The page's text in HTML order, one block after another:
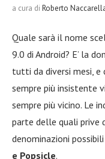
a cura di Roberto
Quale sarà il nome
9.0 di Android? E’ la
tutti da diversi mesi, e
sempre più insistente
sempre più vicino. Le
parte delle quali prive
denominazioni
e Popsicle.